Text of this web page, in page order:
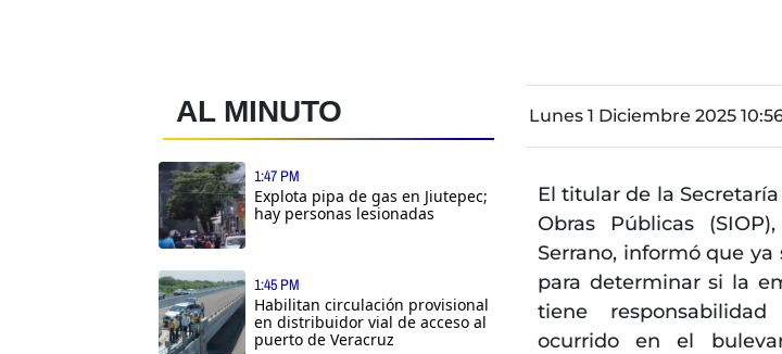
AL MINUTO
1:47 PM
Explota pipa de gas en Jiutepec;
hay personas lesionadas
1:45 PM
Habilitan circulación provisional
en distribuidor vial de acceso al
puerto de Veracruz
Lunes 1 Diciembre 2025
El titular de la
Obras Públicas
Serrano, informó que
para determinar si la
tiene
ocurrido en el bulevar